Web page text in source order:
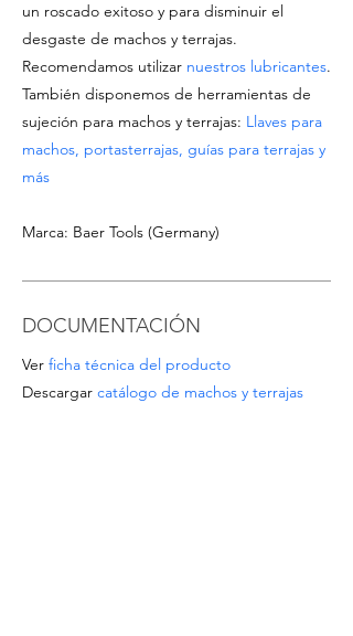
un roscado exitoso y para disminuir el
desgaste de machos y terrajas.
Recomendamos utilizar nuestros lubricantes.
También disponemos de herramientas de
sujeción para machos y terrajas: Llaves para
machos, portasterrajas, guías para terrajas y
más
Marca: Baer Tools (Germany)
DOCUMENTACIÓN
Ver ficha técnica del producto
Descargar catálogo de machos y terrajas